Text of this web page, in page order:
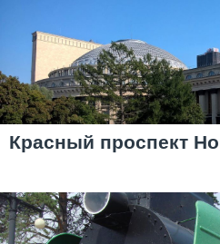
Красный проспект